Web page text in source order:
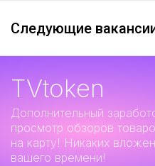
Следующие
TVtoken
Дополнительный
просмотр обзоров
на карту! Никаких
вашего времени!